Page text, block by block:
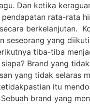
Dan ketika
rata-rata
berkelanjutan.
seseorang yang
tiba-tiba
Brand yang
yang tidak selaras
itu
brand yang